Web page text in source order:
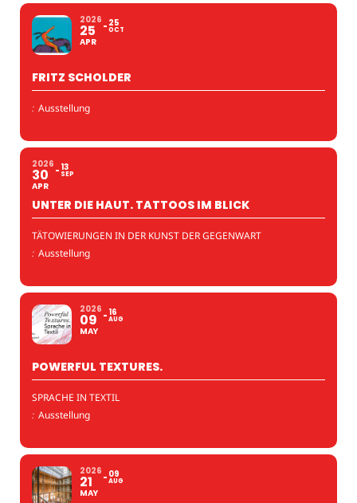
2026
25
APR
25
OCT
FRITZ SCHOLDER
: Ausstellung
2026
30
APR
13
SEP
UNTER DIE HAUT. TATTOOS IM BLICK
TÄTOWIERUNGEN IN DER KUNST DER GEGENWART
: Ausstellung
2026
09
MAY
16
AUG
POWERFUL TEXTURES.
SPRACHE IN TEXTIL
: Ausstellung
2026
21
MAY
09
AUG